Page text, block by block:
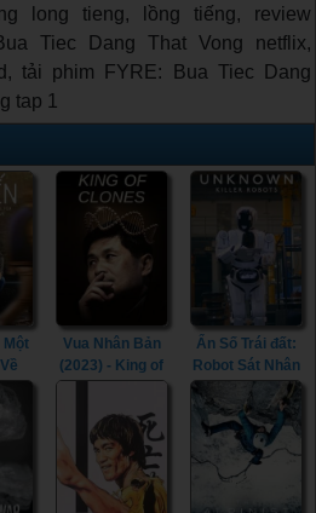
long tieng, lồng tiếng, review
Tiec Dang That Vong netflix,
tải phim FYRE: Bua Tiec Dang
tap 1
Một
Fox
Vua Nhân Bản
(2023) - King of
Ẩn Số Trái đất:
Robot Sát Nhân
Unknown: Killer
Robots (2023)